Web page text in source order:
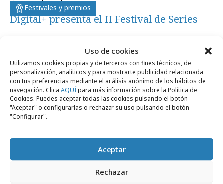
Uso de cookies
Utilizamos cookies propias y de terceros con fines técnicos, de
personalización, analíticos y para mostrarte publicidad relacionada
con tus preferencias mediante el análisis anónimo de los hábitos de
navegación. Clica AQUÍpara más información sobre la Política de
Cookies. Puedes aceptar todas las cookies pulsando el botón
"Aceptar" o configurarlas o rechazar su uso pulsando el botón
"Configurar".
Aceptar
Rechazar
Festivales y premios
viernes, 8 de octubre 2010
Digital+ presenta el II Festival de Series
Artículos recientes
Campañas